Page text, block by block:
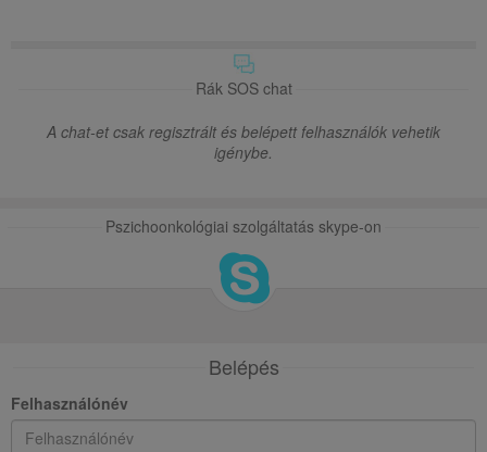
Rák SOS chat
A chat-et csak regisztrált és belépett felhasználók vehetik
igénybe.
Pszichoonkológiai szolgáltatás skype-on
Belépés
Felhasználónév